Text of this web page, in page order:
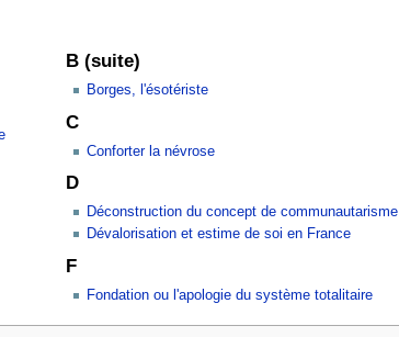
B (suite)
Borges, l'ésotériste
C
Conforter la névrose
D
Déconstruction du concept de communautarisme
Dévalorisation et estime de soi en France
F
Fondation ou l'apologie du système totalitaire